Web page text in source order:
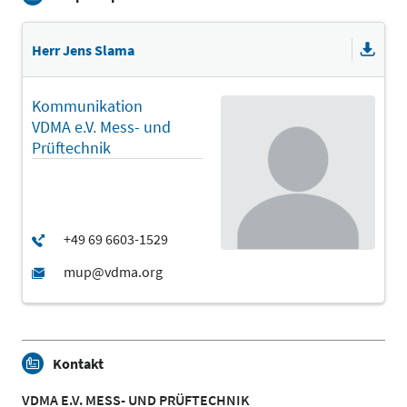
Herr Jens Slama
Kommunikation
VDMA e.V. Mess- und
Prüftechnik
Kontakt
VDMA E.V. MESS- UND PRÜFTECHNIK